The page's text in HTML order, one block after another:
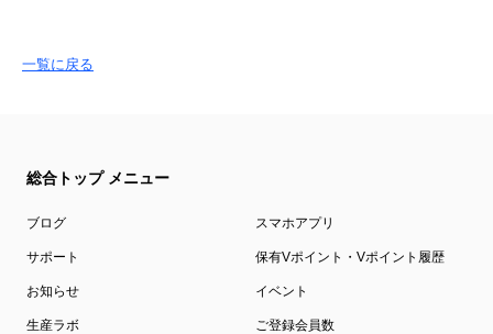
一覧に戻る
総合トップ メニュー
ブログ スマホアプリ
サポート 保有Vポイント・Vポイント履歴
お知らせ イベント
生産ラボ ご登録会員数